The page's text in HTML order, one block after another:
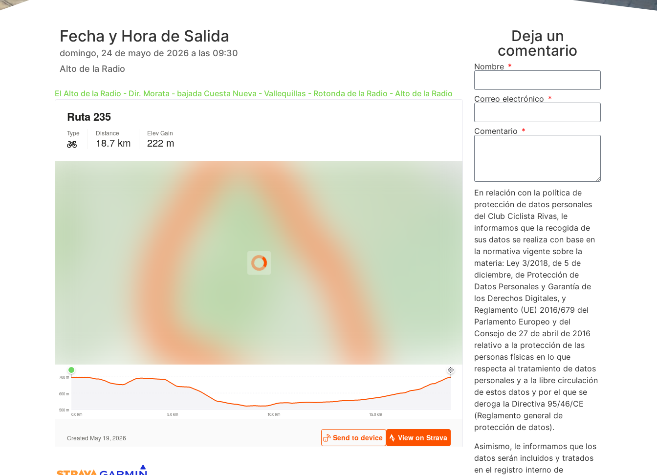
Fecha y Hora de Salida
domingo, 24 de mayo de 2026 a las 09:30
Alto de la Radio
El Alto de la Radio - Dir. Morata - bajada Cuesta Nueva - Vallequillas - Rotonda de la Radio - Alto de la Radio
Deja un
comentario
Nombre
Correo electrónico
Comentario
En relación con la política de
protección de datos personales
del Club Ciclista Rivas, le
informamos que la recogida de
sus datos se realiza con base en
la normativa vigente sobre la
materia: Ley 3/2018, de 5 de
diciembre, de Protección de
Datos Personales y Garantía de
los Derechos Digitales, y
Reglamento (UE) 2016/679 del
Parlamento Europeo y del
Consejo de 27 de abril de 2016
relativo a la protección de las
personas físicas en lo que
respecta al tratamiento de datos
personales y a la libre circulación
de estos datos y por el que se
deroga la Directiva 95/46/CE
(Reglamento general de
protección de datos).
Asimismo, le informamos que los
datos serán incluidos y tratados
en el registro interno de